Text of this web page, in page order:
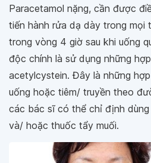
Paracetamol nặng, cần được
tiến hành rửa dạ dày trong mọi
trong vòng 4 giờ sau khi uống
độc chính là sử dụng những
acetylcystein. Đây là những
uống hoặc tiêm/ truyền theo
các bác sĩ có thể chỉ định
và/ hoặc thuốc tẩy muối.